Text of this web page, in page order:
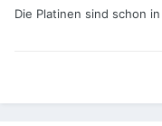
Die Platinen sind schon